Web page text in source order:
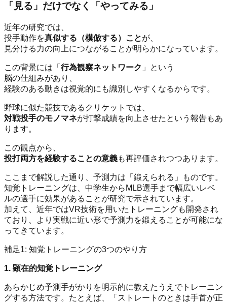
「見る」だけでなく「やってみる」
近年の研究では、
投手動作を真似する（模倣する）ことが、
見分ける力の向上につながることが明らかになっています。
この背景には「 行為観察ネットワーク 」という
脳の仕組みがあり、
経験のある動きは視覚的にも識別しやすくなるからです。
野球に似た競技であるクリケットでは、
対戦投手のモノマネが打撃成績を向上させたという報告もあ
ります。
この観点から、
投打両方を経験することの意義も再評価されつつあります。
ここまで解説した通り、予測力は「鍛えられる」ものです。
知覚トレーニングは、中学生からMLB選手まで幅広いレベ
ルの選手に効果があることが研究で示されています。
加えて、近年ではVR技術を用いたトレーニングも開発され
ており、より実戦に近い形で予測力を鍛えることが可能にな
ってきています。
補足1: 知覚トレーニングの3つのやり方
1. 顕在的知覚トレーニング
あらかじめ予測手がかりを明示的に教えたうえでトレーニン
グする方法です。たとえば、「ストレートのときは手首が正